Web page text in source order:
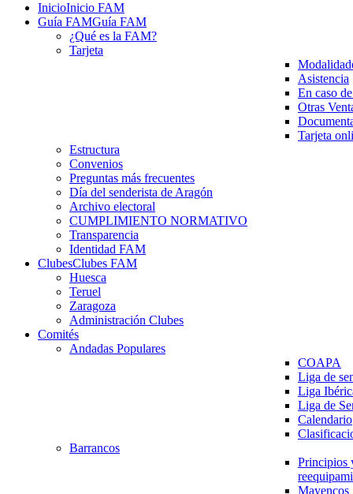
InicioInicio FAM
Guía FAMGuía FAM
¿Qué es la FAM?
Tarjeta
Asistencia
En caso
Otras
Tarjeta
Estructura
Convenios
Preguntas más frecuentes
Día del senderista de Aragón
Archivo electoral
CUMPLIMIENTO NORMATIVO
Transparencia
Identidad FAM
ClubesClubes FAM
Huesca
Teruel
Zaragoza
Administración Clubes
Comités
Andadas Populares
COAPA
Liga de
Liga
Liga de
Calendario
Barrancos
Principios
Mayencos